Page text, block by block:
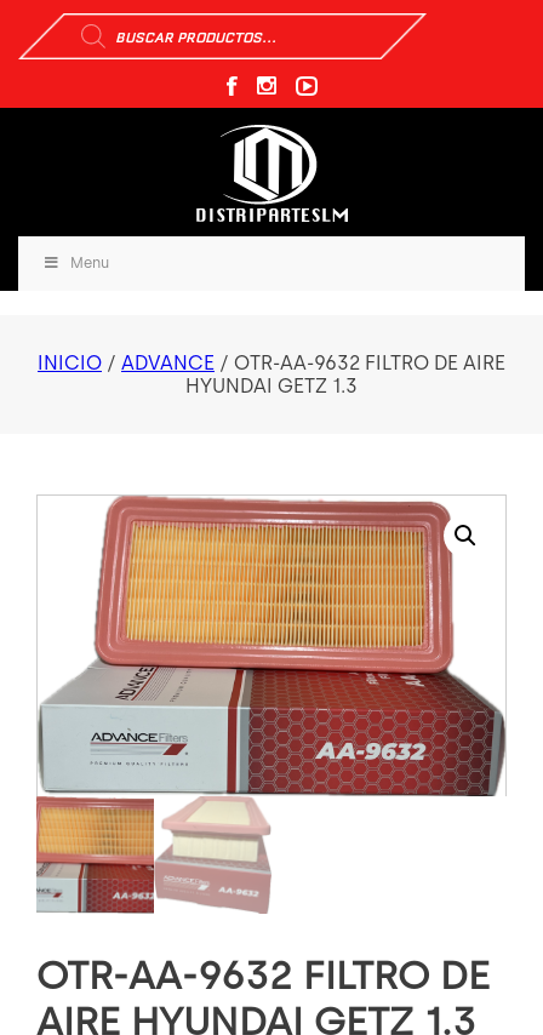
Búsqueda
de
productos
Menu
INICIO / ADVANCE / OTR-AA-9632 FILTRO DE AIRE
HYUNDAI GETZ 1.3
OTR-AA-9632 FILTRO DE
AIRE HYUNDAI GETZ 1.3